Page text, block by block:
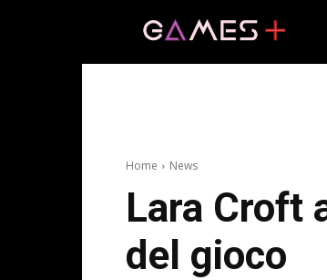
Home News
Lara Croft
del gioco